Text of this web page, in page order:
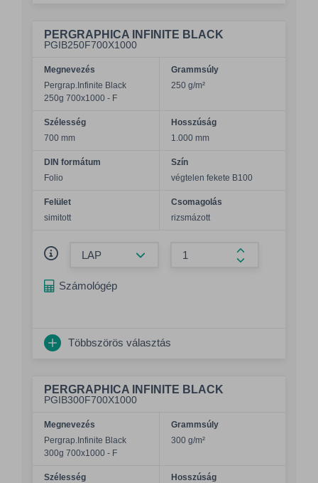
PERGRAPHICA INFINITE BLACK
PGIB250F700X1000
Megnevezés
Pergrap.Infinite Black
250g 700x1000 - F
Grammsúly
250 g/m²
Szélesség
700 mm
Hosszúság
1.000 mm
DIN formátum
Folio
Szín
végtelen fekete B100
Felület
simitott
Csomagolás
rizsmázott
Összeg
Számológép
Többszörös választás
PERGRAPHICA INFINITE BLACK
PGIB300F700X1000
Megnevezés
Pergrap.Infinite Black
300g 700x1000 - F
Grammsúly
300 g/m²
Szélesség
Hosszúság